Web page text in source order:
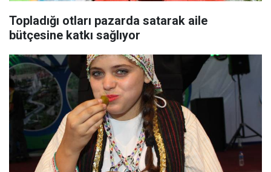
Topladığı otları pazarda satarak aile
bütçesine katkı sağlıyor